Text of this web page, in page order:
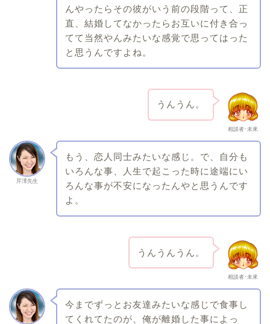
んやったらその彼がいう前の段階って、正
直、結婚してなかったらお互いに付き合っ
てて当然やんみたいな感覚で思ってはった
と思うんですよね。
相談者･未來
うんうん。
芹澤先生
もう、恋人同士みたいな感じ。で、自分も
いろんな事、人生で起こった時に途端にい
ろんな事が不安になったんやと思うんです
よ。
相談者･未來
うんうんうん。
今までずっとお友達みたいな感じで食事し
てくれてたのが、俺が離婚した事によっ